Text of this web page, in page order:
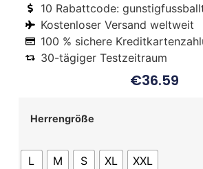
10 Rabattcode:
Kostenloser Versand weltweit
100 % sichere
30-tägiger Testzeitraum
€36.59
Herrengröße
L M S XL XXL